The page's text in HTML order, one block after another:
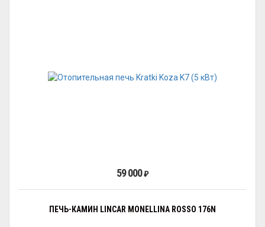
59 000₽
ПЕЧЬ-КАМИН LINCAR MONELLINA ROSSO 176N